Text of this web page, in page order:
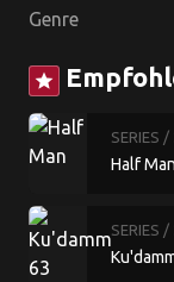
Genre
star
SERIES /
Half Man
SERIES /